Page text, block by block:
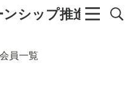
シップ推進協議会
会員一覧